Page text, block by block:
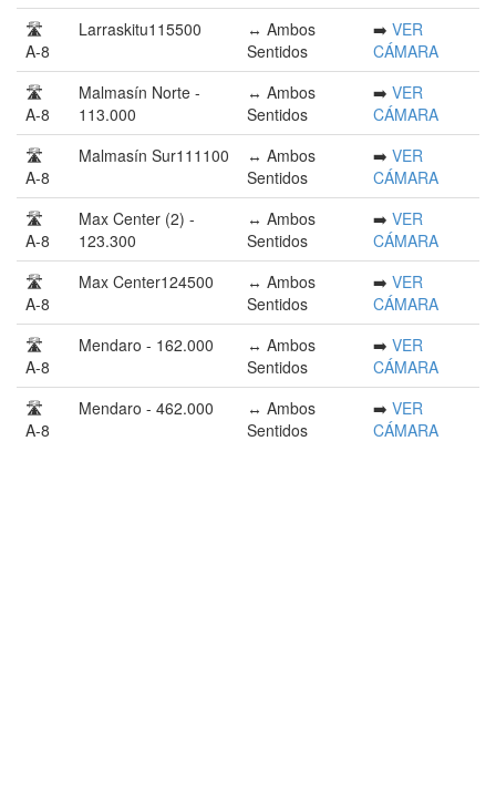
🛣️
A-8
Larraskitu115500
↔️ Ambos
Sentidos
➡️ VER
CÁMARA
🛣️
A-8
Malmasín Norte -
113.000
↔️ Ambos
Sentidos
➡️ VER
CÁMARA
🛣️
A-8
Malmasín Sur111100
↔️ Ambos
Sentidos
➡️ VER
CÁMARA
🛣️
A-8
Max Center (2) -
123.300
↔️ Ambos
Sentidos
➡️ VER
CÁMARA
🛣️
A-8
Max Center124500
↔️ Ambos
Sentidos
➡️ VER
CÁMARA
🛣️
A-8
Mendaro - 162.000
↔️ Ambos
Sentidos
➡️ VER
CÁMARA
🛣️
A-8
Mendaro - 462.000
↔️ Ambos
Sentidos
➡️ VER
CÁMARA